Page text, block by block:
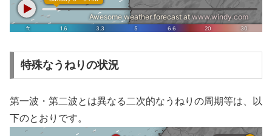
特殊なうねりの状況
第一波・第二波とは異なる二次的なうねりの周期等は、以
下のとおりです。